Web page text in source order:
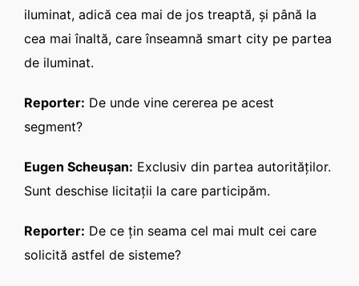
iluminat, adică cea mai de jos treaptă, şi până la
cea mai înaltă, care înseamnă smart city pe partea
de iluminat.
Reporter: De unde vine cererea pe acest
segment?
Eugen Scheuşan: Exclusiv din partea autorităţilor.
Sunt deschise licitaţii la care participăm.
Reporter: De ce ţin seama cel mai mult cei care
solicită astfel de sisteme?